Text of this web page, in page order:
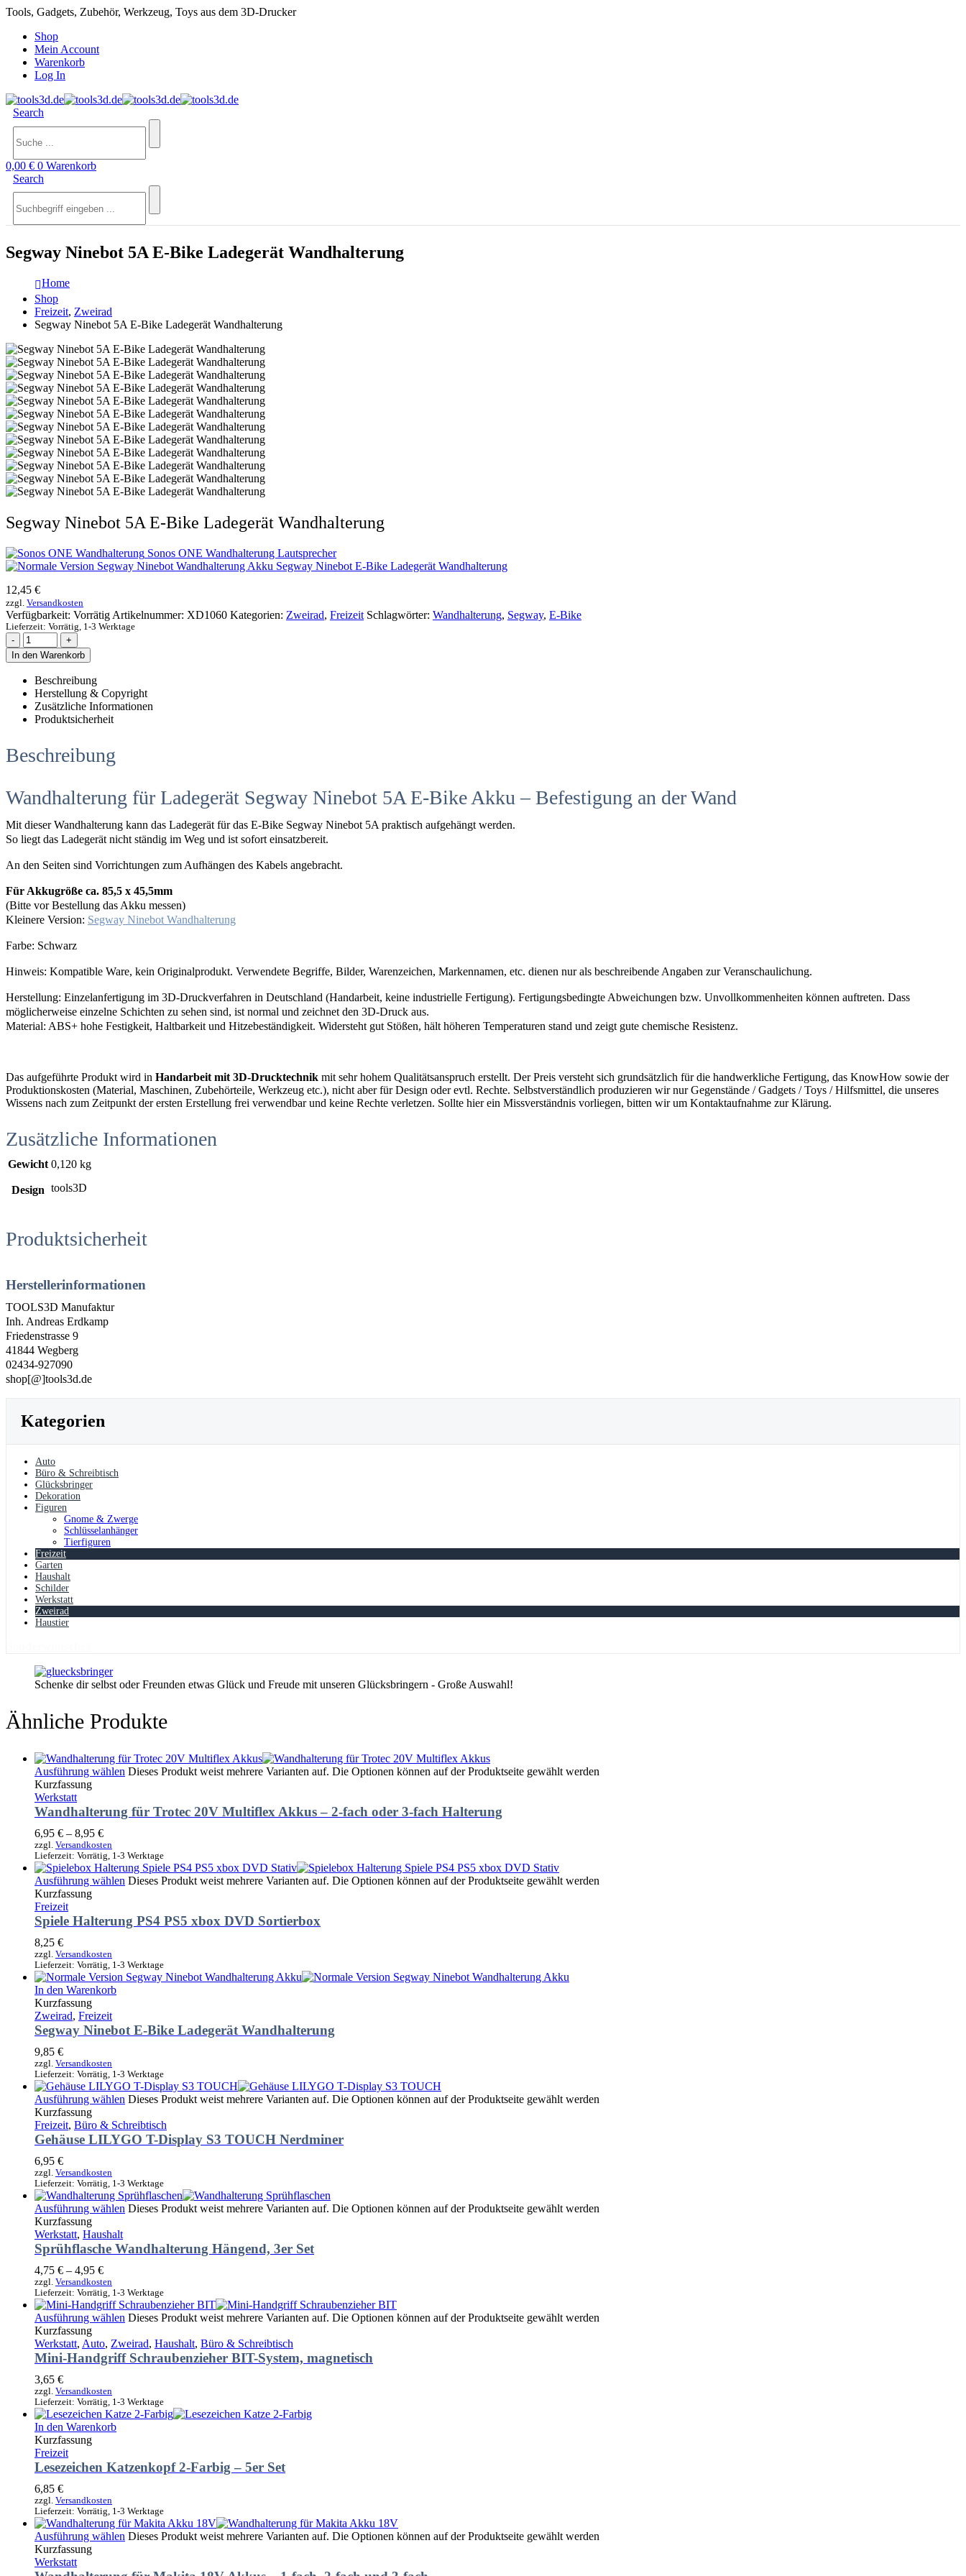
Tools, Gadgets, Zubehör, Werkzeug, Toys aus dem 3D-Drucker
Shop
Mein Account
Warenkorb
Log In
Search
0,00 € 0 Warenkorb
Search
Segway Ninebot 5A E-Bike Ladegerät Wandhalterung
Home
Shop
Freizeit, Zweirad
Segway Ninebot 5A E-Bike Ladegerät Wandhalterung
Segway Ninebot 5A E-Bike Ladegerät Wandhalterung
Sonos ONE Wandhalterung Lautsprecher
Segway Ninebot E-Bike Ladegerät Wandhalterung
12,45 €
zzgl. Versandkosten
Verfügbarkeit: Vorrätig Artikelnummer: XD1060 Kategorien: Zweirad, Freizeit Schlagwörter: Wandhalterung, Segway, E-Bike
Lieferzeit: Vorrätig, 1-3 Werktage
-
+
In den Warenkorb
Beschreibung
Herstellung & Copyright
Zusätzliche Informationen
Produktsicherheit
Beschreibung
Wandhalterung für Ladegerät Segway Ninebot 5A E-Bike Akku – Befestigung an der Wand
Mit dieser Wandhalterung kann das Ladegerät für das E-Bike Segway Ninebot 5A praktisch aufgehängt werden.
So liegt das Ladegerät nicht ständig im Weg und ist sofort einsatzbereit.
An den Seiten sind Vorrichtungen zum Aufhängen des Kabels angebracht.
Für Akkugröße ca. 85,5 x 45,5mm
(Bitte vor Bestellung das Akku messen)
Kleinere Version: Segway Ninebot Wandhalterung
Farbe: Schwarz
Hinweis: Kompatible Ware, kein Originalprodukt. Verwendete Begriffe, Bilder, Warenzeichen, Markennamen, etc. dienen nur als beschreibende Angaben zur Veranschaulichung.
Herstellung: Einzelanfertigung im 3D-Druckverfahren in Deutschland (Handarbeit, keine industrielle Fertigung). Fertigungsbedingte Abweichungen bzw. Unvollkommenheiten können auftreten. Dass
möglicherweise einzelne Schichten zu sehen sind, ist normal und zeichnet den 3D-Druck aus.
Material: ABS+ hohe Festigkeit, Haltbarkeit und Hitzebeständigkeit. Widersteht gut Stößen, hält höheren Temperaturen stand und zeigt gute chemische Resistenz.
Das aufgeführte Produkt wird in Handarbeit mit 3D-Drucktechnik mit sehr hohem Qualitätsanspruch erstellt. Der Preis versteht sich grundsätzlich für die handwerkliche Fertigung, das KnowHow sowie der
Produktionskosten (Material, Maschinen, Zubehörteile, Werkzeug etc.), nicht aber für Design oder evtl. Rechte. Selbstverständlich produzieren wir nur Gegenstände / Gadgets / Toys / Hilfsmittel, die unseres
Wissens nach zum Zeitpunkt der ersten Erstellung frei verwendbar und keine Rechte verletzen. Sollte hier ein Missverständnis vorliegen, bitten wir um Kontaktaufnahme zur Klärung.
Zusätzliche Informationen
Gewicht 0,120 kg
Design tools3D
Produktsicherheit
Herstellerinformationen
TOOLS3D Manufaktur
Inh. Andreas Erdkamp
Friedenstrasse 9
41844 Wegberg
02434-927090
shop[@]tools3d.de
Kategorien
Auto
Büro & Schreibtisch
Glücksbringer
Dekoration
Figuren
Gnome & Zwerge
Schlüsselanhänger
Tierfiguren
Freizeit
Garten
Haushalt
Schilder
Werkstatt
Zweirad
Haustier
Schenke dir selbst oder Freunden etwas Glück und Freude mit unseren Glücksbringern - Große Auswahl!
Ähnliche Produkte
Ausführung wählen Dieses Produkt weist mehrere Varianten auf. Die Optionen können auf der Produktseite gewählt werden
Kurzfassung
Werkstatt
Wandhalterung für Trotec 20V Multiflex Akkus – 2-fach oder 3-fach Halterung
6,95 € – 8,95 €
zzgl. Versandkosten
Lieferzeit: Vorrätig, 1-3 Werktage
Ausführung wählen Dieses Produkt weist mehrere Varianten auf. Die Optionen können auf der Produktseite gewählt werden
Kurzfassung
Freizeit
Spiele Halterung PS4 PS5 xbox DVD Sortierbox
8,25 €
zzgl. Versandkosten
Lieferzeit: Vorrätig, 1-3 Werktage
In den Warenkorb
Kurzfassung
Zweirad, Freizeit
Segway Ninebot E-Bike Ladegerät Wandhalterung
9,85 €
zzgl. Versandkosten
Lieferzeit: Vorrätig, 1-3 Werktage
Ausführung wählen Dieses Produkt weist mehrere Varianten auf. Die Optionen können auf der Produktseite gewählt werden
Kurzfassung
Freizeit, Büro & Schreibtisch
Gehäuse LILYGO T-Display S3 TOUCH Nerdminer
6,95 €
zzgl. Versandkosten
Lieferzeit: Vorrätig, 1-3 Werktage
Ausführung wählen Dieses Produkt weist mehrere Varianten auf. Die Optionen können auf der Produktseite gewählt werden
Kurzfassung
Werkstatt, Haushalt
Sprühflasche Wandhalterung Hängend, 3er Set
4,75 € – 4,95 €
zzgl. Versandkosten
Lieferzeit: Vorrätig, 1-3 Werktage
Ausführung wählen Dieses Produkt weist mehrere Varianten auf. Die Optionen können auf der Produktseite gewählt werden
Kurzfassung
Werkstatt, Auto, Zweirad, Haushalt, Büro & Schreibtisch
Mini-Handgriff Schraubenzieher BIT-System, magnetisch
3,65 €
zzgl. Versandkosten
Lieferzeit: Vorrätig, 1-3 Werktage
In den Warenkorb
Kurzfassung
Freizeit
Lesezeichen Katzenkopf 2-Farbig – 5er Set
6,85 €
zzgl. Versandkosten
Lieferzeit: Vorrätig, 1-3 Werktage
Ausführung wählen Dieses Produkt weist mehrere Varianten auf. Die Optionen können auf der Produktseite gewählt werden
Kurzfassung
Werkstatt